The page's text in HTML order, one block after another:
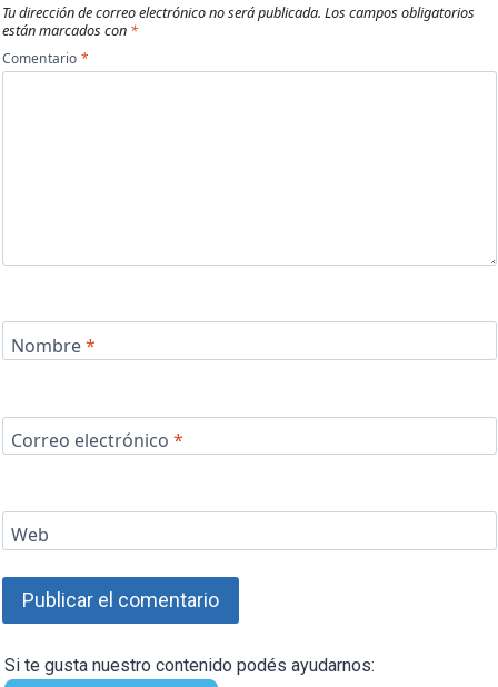
Tu dirección de correo electrónico no será publicada. Los campos obligatorios
están marcados con *
Comentario *
Nombre*
Correo electrónico *
Web
Si te gusta nuestro contenido podés ayudarnos: